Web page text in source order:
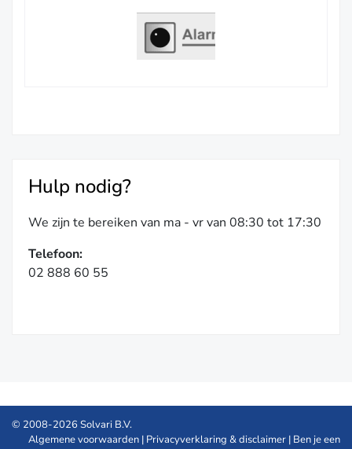
Hulp nodig?
We zijn te bereiken van ma - vr van 08:30 tot 17:30
Telefoon:
02 888 60 55
© 2008-2026 Solvari B.V.
Algemene voorwaarden | Privacyverklaring & disclaimer | Ben je een